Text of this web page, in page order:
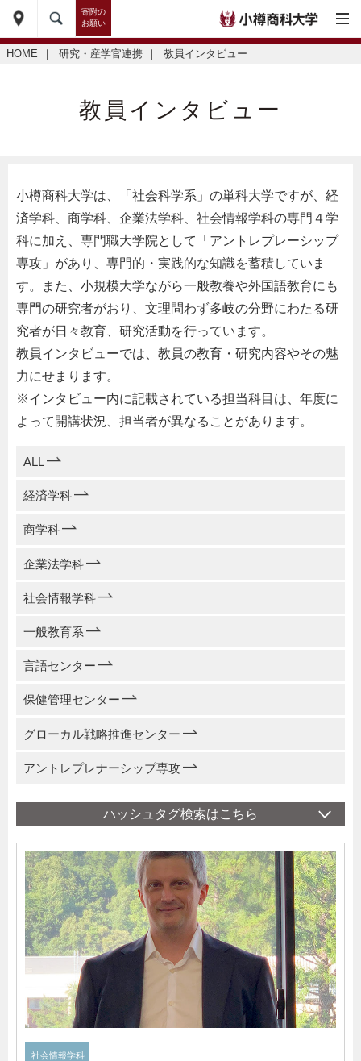
寄附の
お願い
HOME ｜ 研究・産学官連携 ｜ 教員インタビュー
教員インタビュー
小樽商科大学は、「社会科学系」の単科大学ですが、経
済学科、商学科、企業法学科、社会情報学科の専門４学
科に加え、専門職大学院として「アントレプレーシップ
専攻」があり、専門的・実践的な知識を蓄積していま
す。また、小規模大学ながら一般教養や外国語教育にも
専門の研究者がおり、文理問わず多岐の分野にわたる研
究者が日々教育、研究活動を行っています。
教員インタビューでは、教員の教育・研究内容やその魅
力にせまります。
※インタビュー内に記載されている担当科目は、年度に
よって開講状況、担当者が異なることがあります。
ALL
経済学科
商学科
企業法学科
社会情報学科
一般教育系
言語センター
保健管理センター
グローカル戦略推進センター
アントレプレナーシップ専攻
社会情報学科